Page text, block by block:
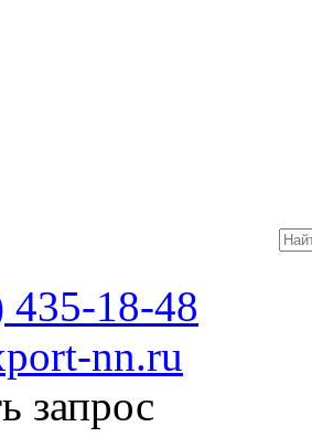
435-18-48
nn.ru
запрос